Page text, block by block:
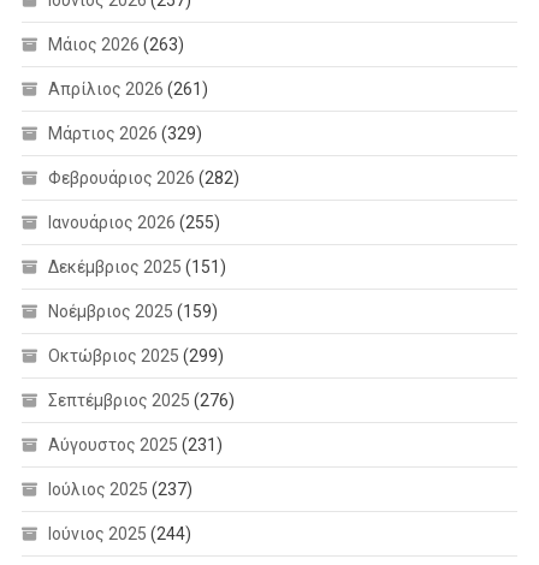
Μάιος 2026 (263)
Απρίλιος 2026 (261)
Μάρτιος 2026 (329)
Φεβρουάριος 2026 (282)
Ιανουάριος 2026 (255)
Δεκέμβριος 2025 (151)
Νοέμβριος 2025 (159)
Οκτώβριος 2025 (299)
Σεπτέμβριος 2025 (276)
Αύγουστος 2025 (231)
Ιούλιος 2025 (237)
Ιούνιος 2025 (244)